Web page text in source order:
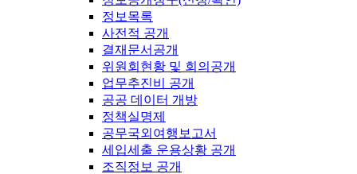
정보목록
사전적 공개
결재문서공개
위원회현황 및 회의공개
업무추진비 공개
공공 데이터 개방
정책실명제
공무국외여행보고서
세입세출 운용상황 공개
조직정보 공개